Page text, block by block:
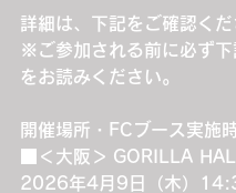
詳細は、下記をご確認くだ
※ご参加される前に必ず下
をお読みください。
開催場所・FCブース実施
■＜大阪＞ GORILLA
2026年4月9日（木）